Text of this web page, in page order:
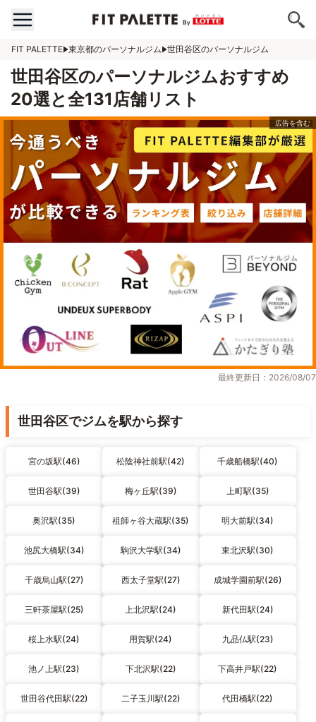
FIT PALETTE 東京都のパーソナルジム 世田谷区のパーソナルジム
世田谷区のパーソナルジムおすすめ
20選と全131店舗リスト
最終更新日：2026/08/07
世田谷区でジムを駅から探す
宮の坂駅(46) 松陰神社前駅(42) 千歳船橋駅(40)
世田谷駅(39) 梅ヶ丘駅(39) 上町駅(35)
奥沢駅(35) 祖師ヶ谷大蔵駅(35) 明大前駅(34)
池尻大橋駅(34) 駒沢大学駅(34) 東北沢駅(30)
千歳烏山駅(27) 西太子堂駅(27) 成城学園前駅(26)
三軒茶屋駅(25) 上北沢駅(24) 新代田駅(24)
桜上水駅(24) 用賀駅(24) 九品仏駅(23)
池ノ上駅(23) 下北沢駅(22) 下高井戸駅(22)
世田谷代田駅(22) 二子玉川駅(22) 代田橋駅(22)